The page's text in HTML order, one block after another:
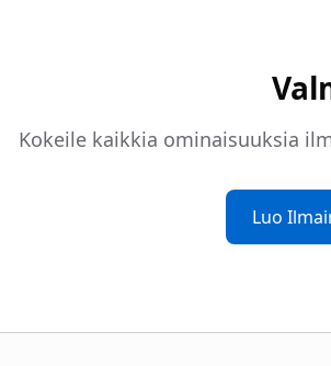
Kokeile kaikkia ominaisuuksia
Luo